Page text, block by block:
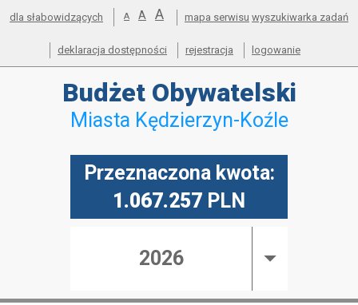
Przejdź do głównego
Przejdź do treści
Przejdź do wyszukiwarki
Przejdź do mapy serwisu
dla słabowidzących A pomniejsz
czcionkę
A standardowy
rozmiar
A powiększ
czcionkę
mapa serwisu wyszukiwarka zadań
deklaracja dostępności rejestracja logowanie
Budżet Obywatelski
Miasta Kędzierzyn-Koźle
Przeznaczona kwota:
1.067.257 PLN
2026